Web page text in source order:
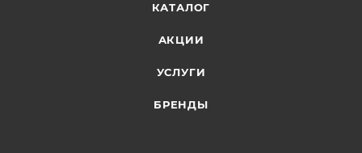
КАТАЛОГ
АКЦИИ
УСЛУГИ
БРЕНДЫ